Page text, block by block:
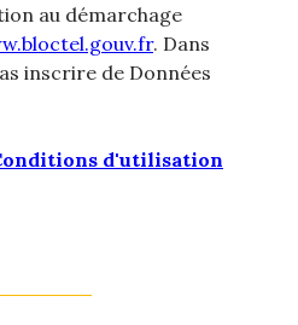
au démarchage
. Dans
inscrire de Données
d'utilisation